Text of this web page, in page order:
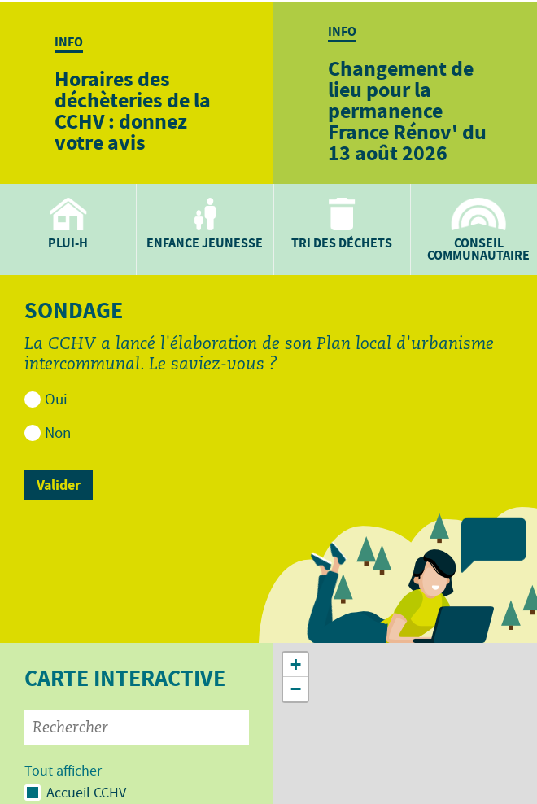
INFO
Horaires des
déchèteries de la
CCHV : donnez
votre avis
INFO
Changement de
lieu pour la
permanence
France Rénov' du
13 août 2026
PLUI-H ENFANCE JEUNESSE TRI DES DÉCHETS CONSEIL
COMMUNAUTAIRE
SONDAGE
La CCHV a lancé l'élaboration de son Plan local d'urbanisme
intercommunal. Le saviez-vous ?
Oui
Non
Demande de diagnostic
assainissement pour
Cornimont et La Bresse.pdf
Demande de raccordement
au réseau d'eau potable de la
CCHV.pdf
92.94 Ko
Ouvrir
CARTE INTERACTIVE
Tout afficher
Accueil CCHV
+
−